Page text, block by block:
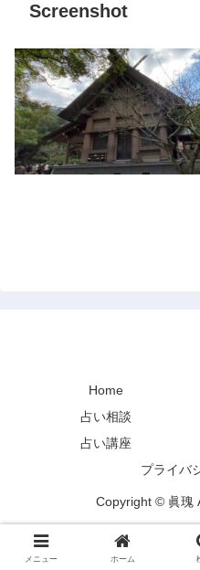
Screenshot
Home
占い相談
占い講座
プライバ
Copyright © 眞瑰
メニュー ホーム